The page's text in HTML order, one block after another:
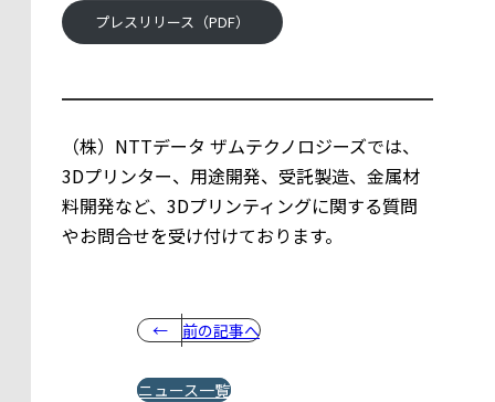
プレスリリース（PDF）
（株）NTTデータ ザムテクノロジーズでは、
3Dプリンター、用途開発、受託製造、金属材
料開発など、3Dプリンティングに関する質問
やお問合せを受け付けております。
前の記事へ
ニュース一覧